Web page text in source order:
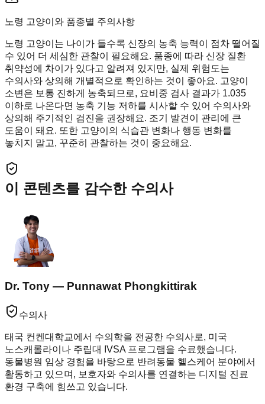
노령 고양이와 품종별 주의사항
노령 고양이는 나이가 들수록 신장의 농축 능력이 점차 떨어질
수 있어 더 세심한 관찰이 필요해요. 품종에 따라 신장 질환
취약성에 차이가 있다고 알려져 있지만, 실제 위험도는
수의사와 상의해 개별적으로 확인하는 것이 좋아요. 고양이
소변은 보통 진하게 농축되므로, 요비중 검사 결과가 1.035
이하로 나온다면 농축 기능 저하를 시사할 수 있어 수의사와
상의해 주기적인 검진을 권장해요. 조기 발견이 관리에 큰
도움이 돼요. 또한 고양이의 식습관 변화나 행동 변화를
놓치지 말고, 꾸준히 관찰하는 것이 중요해요.
이 콘텐츠를 감수한 수의사
Dr. Tony — Punnawat Phongkittirak
수의사
태국 컨켄대학교에서 수의학을 전공한 수의사로, 미국
노스캐롤라이나 주립대 IVSA 프로그램을 수료했습니다.
동물병원 임상 경험을 바탕으로 반려동물 헬스케어 분야에서
활동하고 있으며, 보호자와 수의사를 연결하는 디지털 진료
환경 구축에 힘쓰고 있습니다.